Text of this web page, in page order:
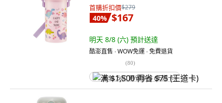
首購折扣價$279
40% $167
明天 8/8 (六) 預計送達
酷澎直售 ∙ WOW免運 ∙ 免費退貨
(80)
满 $1,500 再省 $75 (王道卡)